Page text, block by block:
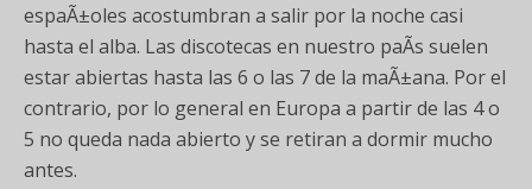
espaÃ±oles acostumbran a salir por la noche casi
hasta el alba. Las discotecas en nuestro paÃ­s suelen
estar abiertas hasta las 6 o las 7 de la maÃ±ana. Por el
contrario, por lo general en Europa a partir de las 4 o
5 no queda nada abierto y se retiran a dormir mucho
antes.